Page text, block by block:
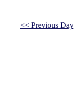
<< Previous Day